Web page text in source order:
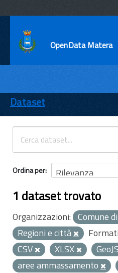
OpenData Matera
ENTI
TEMI
INFORMAZIONI
Dataset
Ordina per
1 dataset trovato
Organizzazioni: Comune
Regioni e città
CSV
XLSX
aree ammassamento